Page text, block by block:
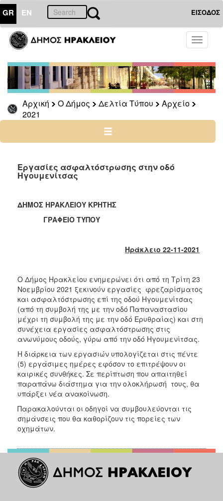
GR EN ΕΙΣΟΔΟΣ
Toggle
Αρχική Ο Δήμος Δελτία Τύπου
Αρχείο
2021
ΔΗΜΟΣ
Δελτία
Τύπου
Αρχείο
2026
2025
2022
2021
2019
2018
2013
2012
2011
2010
2006
ΤΟΠΟΣ
ΠΟΛΙΤΙΣΜΟΣ
ΑΝΘΕΚΤΙΚΗ
Εργασίες ασφαλτόστρωσης στην οδό
Ηγουμενίτσας
ΔΗΜΟΣ ΗΡΑΚΛΕΙΟΥ ΚΡΗΤΗΣ
ΓΡΑΦΕΙΟ ΤΥΠΟΥ
Ηράκλειο 22-11-2021
Ο Δήμος Ηρακλείου ενημερώνει ότι από τη Τρίτη 23
Νοεμβρίου 2021 ξεκινούν εργασίες φρεζαρίσματος
και ασφαλτόστρωσης επί της οδού Ηγουμενίτσας
(από τη συμβολή της με την οδό Παπαναστασίου
μέχρι τη συμβολή της με την οδό Ερυθραίας) και στη
συνέχεια εργασίες ασφαλτόστρωσης στις
ανωνύμους οδούς, γύρω από την οδό Ηγουμενίτσας.
Η διάρκεια των εργασιών υπολογίζεται στις πέντε
(5) εργάσιμες ημέρες εφόσον το επιτρέψουν οι
καιρικές συνθήκες. Σε περίπτωση που απαιτηθεί
παραπάνω διάστημα για την ολοκλήρωσή τους, θα
υπάρξει νέα ανακοίνωση.
Παρακαλούνται οι οδηγοί να συμβουλεύονται τις
σημάνσεις που θα καθορίζουν τις πορείες των
οχημάτων.